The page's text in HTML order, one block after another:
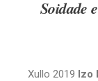
Soidade
Xullo 2019 Izo